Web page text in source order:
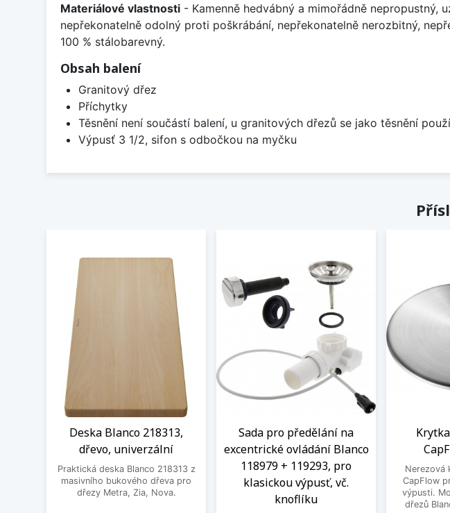
Materiálové vlastnosti - Kamenně hedvábný a mimořádně
nepřekonatelně odolný proti poškrábání, nepřekonatelně nerozbitný,
100 % stálobarevný.
Obsah balení
Granitový dřez
Příchytky
Těsnění není součástí balení, u granitových dřezů se jako těsnění
Výpusť 3 1/2, sifon s odbočkou na myčku
Deska Blanco 218313,
dřevo, univerzální
Praktická deska Blanco 218313 z
masivního bukového dřeva pro
dřezy Metra, Zia, Nova.
Sada pro předělání na
excentrické ovládání Blanco
118979 + 119293, pro
klasickou výpusť, vč.
knoflíku
Nerezová
CapFlow
výpusti.
dřezů